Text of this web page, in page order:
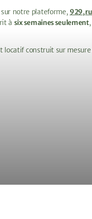
notre plateforme, 929,
à six semaines seulement
construit sur mesure